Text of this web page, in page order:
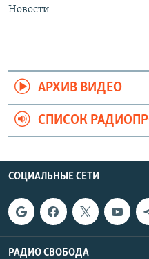
Новости
АРХИВ ВИДЕО
СПИСОК
СОЦИАЛЬНЫЕ СЕТИ
РАДИО СВОБОДА